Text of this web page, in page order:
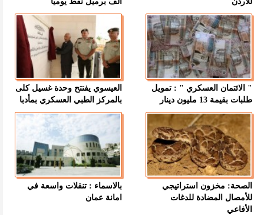
" الائتمان العسكري " : تمويل
طلبات بقيمة 13 مليون دينار
العيسوي يفتتح وحدة غسيل كلى
بالمركز الطبي العسكري بمأدبا
الصحة: مخزون استراتيجي
للأمصال المضادة للدغات
الأفاعي
بالاسماء : تنقلات واسعة في
امانة عمان